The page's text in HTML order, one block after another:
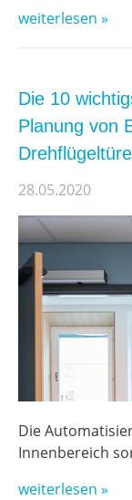
weiterlesen »
Die 10
Planung von
28.05.2020
Die
Innenbereich
weiterlesen »